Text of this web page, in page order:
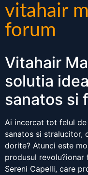
vitahair
forum
Vitahair
solutia
sanatos si
Ai incercat tot felul
sanatos si stralucitor,
dorite? Atunci este
produsul
Sereni Capelli, care